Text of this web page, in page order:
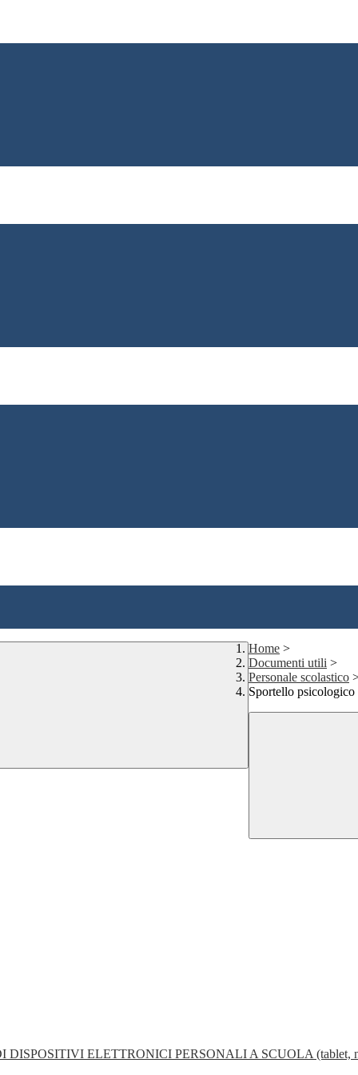
Home >
Documenti utili >
Personale scolastico
Sportello psicologico
ELETTRONICI PERSONALI A SCUOLA (tablet,